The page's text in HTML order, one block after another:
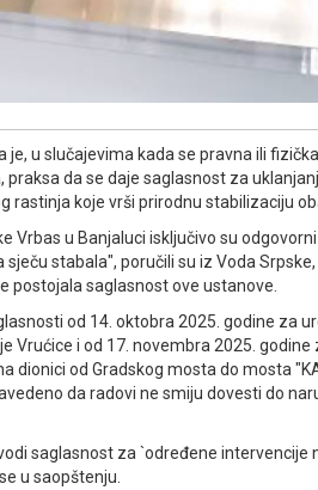
je, u slučajevima kada se pravna ili
da se daje saglasnost za
rastinja koje vrši prirodnu stabilizaciju
Vrbas u Banjaluci isključivo su
stabala", poručili su iz Voda
postojala saglasnost ove ustanove.
od 14. oktobra 2025. godine za
Vrućice i od 17. novembra 2025. godine
dionici od Gradskog mosta do mosta
da radovi ne smiju dovesti do
saglasnost za `određene intervencije
u saopštenju.